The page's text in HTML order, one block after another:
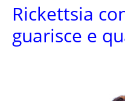
Rickettsia
guarisce e